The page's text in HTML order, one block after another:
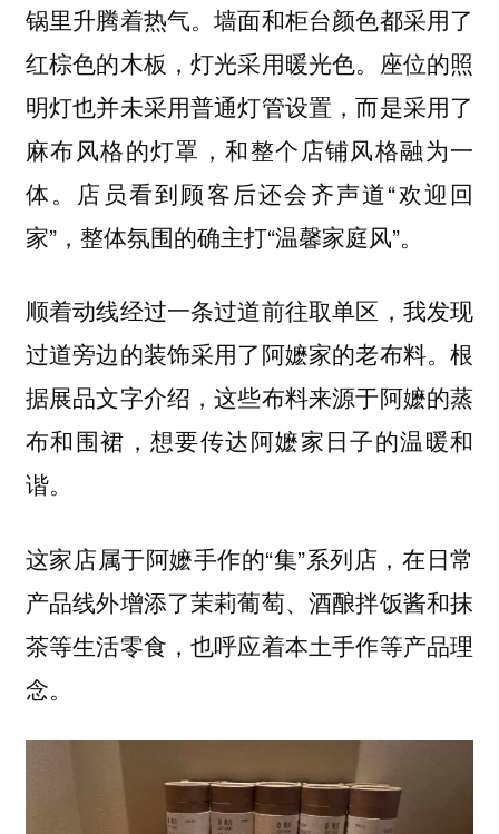
锅里升腾着热气。墙面和柜台颜色都采用了
红棕色的木板，灯光采用暖光色。座位的照
明灯也并未采用普通灯管设置，而是采用了
麻布风格的灯罩，和整个店铺风格融为一
体。店员看到顾客后还会齐声道“欢迎回
家”，整体氛围的确主打“温馨家庭风”。
顺着动线经过一条过道前往取单区，我发现
过道旁边的装饰采用了阿嬷家的老布料。根
据展品文字介绍，这些布料来源于阿嬷的蒸
布和围裙，想要传达阿嬷家日子的温暖和
谐。
这家店属于阿嬷手作的“集”系列店，在日常
产品线外增添了茉莉葡萄、酒酿拌饭酱和抹
茶等生活零食，也呼应着本土手作等产品理
念。